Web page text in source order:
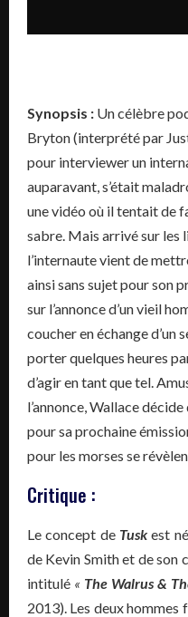
Synopsis : Un célèbre
Bryton (interprété par
pour interviewer un
auparavant, s’était
une vidéo où il tentait de
sabre. Mais arrivé sur les
l’internaute vient de
ainsi sans sujet pour son
sur l’annonce d’un vieil
coucher en échange
porter quelques heures
d’agir en tant que tel.
l’annonce, Wallace
pour sa prochaine
pour les morses se
Critique :
Le concept de Tuskest né
de Kevin Smith et de
intitulé « The Walrus &
2013). Les deux